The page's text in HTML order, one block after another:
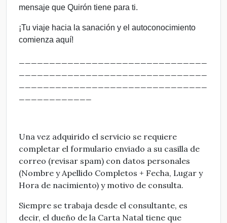
mensaje que Quirón tiene para ti.
¡Tu viaje hacia la sanación y el autoconocimiento
comienza aquí!
Una vez adquirido el servicio se requiere
completar el formulario enviado a su casilla de
correo (revisar spam) con datos personales
(Nombre y Apellido Completos + Fecha, Lugar y
Hora de nacimiento) y motivo de consulta.
Siempre se trabaja desde el consultante, es
decir, el dueño de la Carta Natal tiene que